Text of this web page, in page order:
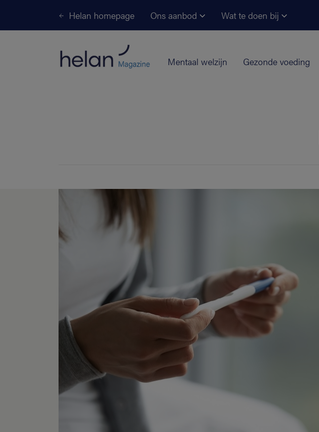
Helan homepage Ons aanbod Wat te doen bij
Mentaal welzijn Gezonde voeding